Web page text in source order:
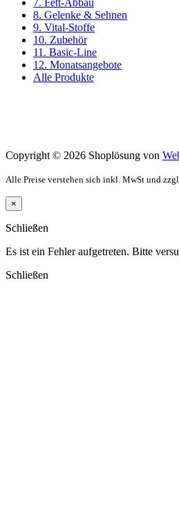
7. Fett-Abbau
8. Gelenke & Sehnen
9. Vital-Stoffe
10. Zubehör
11. Basic-Line
12. Monatsangebote
Alle Produkte
Copyright © 2026 Shoplösung von
Alle Preise verstehen sich inkl. MwSt und zzgl.
×
Schließen
Es ist ein Fehler aufgetreten. Bitte
Schließen